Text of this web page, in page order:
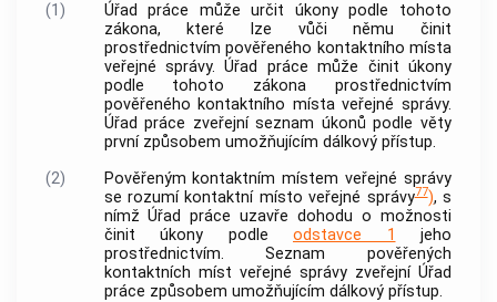
(1)
Úřad práce může určit úkony podle tohoto
zákona, které lze vůči němu činit
prostřednictvím pověřeného kontaktního místa
veřejné správy. Úřad práce může činit úkony
podle tohoto zákona prostřednictvím
pověřeného kontaktního místa veřejné správy.
Úřad práce zveřejní seznam úkonů podle věty
první způsobem umožňujícím dálkový přístup.
(2)
Pověřeným kontaktním místem veřejné správy
se rozumí kontaktní místo veřejné správy77), s
nímž Úřad práce uzavře dohodu o možnosti
činit úkony podle odstavce 1
jeho
prostřednictvím. Seznam pověřených
kontaktních míst veřejné správyzveřejní Úřad
práce způsobem umožňujícím dálkový přístup.